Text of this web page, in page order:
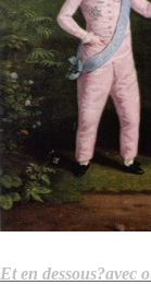
Et en dessous?avec